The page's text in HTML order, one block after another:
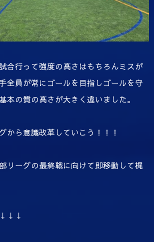
合行って強度の高さはもちろんミスが
全員が常にゴールを目指しゴールを守
本の質の高さが大きく違いました。
から意識改革していこう！！！
リーグの最終戦に向けて即移動して梶
↓↓↓